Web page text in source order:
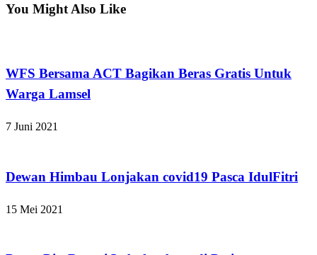
You Might Also Like
WFS Bersama ACT Bagikan Beras Gratis Untuk
Warga Lamsel
7 Juni 2021
Dewan Himbau Lonjakan covid19 Pasca IdulFitri
15 Mei 2021